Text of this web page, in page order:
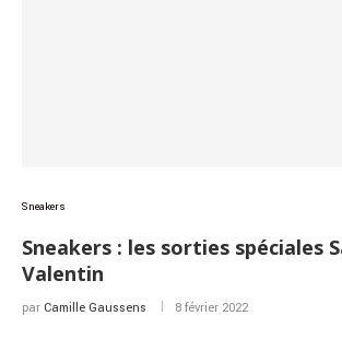
Sneakers
Sneakers : les sorties spéciales
Valentin
par Camille Gaussens 8 février 2022